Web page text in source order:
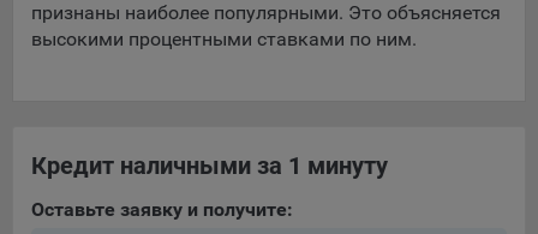
предпочтений пользователей.
При этом, некоторые браузеры позволяют посещать
того, субъект персональных данных может удалить ранее
сохраненные файлов cookie выбрав соответствующую
опцию в истории браузера.
признаны наиболее популярными. Это объясняется
высокими процентными ставками по ним.
Кредит наличными за 1 минуту
Оставьте заявку и получите: